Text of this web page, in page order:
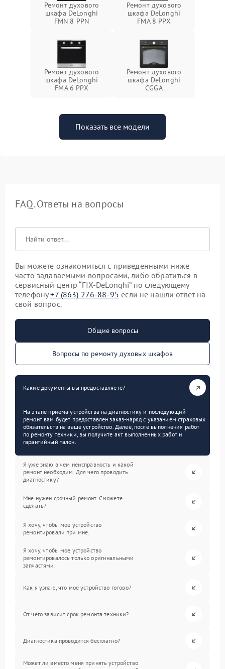
Ремонт духового
шкафа DeLonghi
FMN 8 PPN
Ремонт духового
шкафа DeLonghi
FMA 8 PPX
Ремонт духового
шкафа DeLonghi
FMA 6 PPX
Ремонт духового
шкафа DeLonghi
CGGA
Показать все модели
FAQ. Ответы на вопросы
Вы можете ознакомиться с приведенными ниже
часто задаваемыми вопросами, либо обратиться в
сервисный центр “FIX-DeLonghi” по следующему
телефону+7 (863) 276-88-95 если не нашли ответ на
свой вопрос.
Общие вопросы
Вопросы по ремонту духовых шкафов
Какие документы вы предоставляете?
На этапе приема устройства на диагностику и последующий
ремонт вам будет предоставлен заказ-наряд с указанием страховых
обязательств на ваше устройство. Далее, после выполнения работ
по ремонту техники, вы получите акт выполненных работ и
гарантийный талон.
Я уже знаю в чем неисправность и какой
ремонт необходим. Для чего проводить
диагностику?
Мне нужен срочный ремонт. Сможете
сделать?
Я хочу, чтобы мое устройство
ремонтировали при мне.
Я хочу, чтобы мое устройство
ремонтировалось только оригинальными
запчастями.
Как я узнаю, что мое устройство готово?
От чего зависит срок ремонта техники?
Диагностика проводится бесплатно?
Может ли вместо меня принять устройство